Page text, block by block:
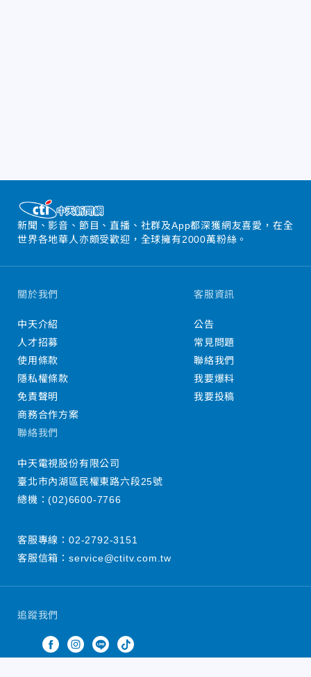
新聞、影音、節目、直播、社群及App都深獲網友喜愛，在全
世界各地華人亦頗受歡迎，全球擁有2000萬粉絲。
追蹤我們
關於我們
中天介紹
人才招募
使用條款
隱私權條款
免責聲明
商務合作方案
客服資訊
公告
常見問題
聯絡我們
我要爆料
我要投稿
聯絡我們
中天電視股份有限公司
臺北市內湖區民權東路六段25號
總機：(02)6600-7766
客服專線： 02-2792-3151
客服信箱： service@ctitv.com.tw